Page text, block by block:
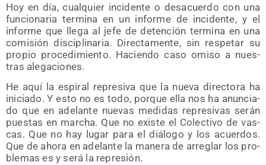
Hoy en día, cual­quier inci­den­te o des­acuer­do con una
fun­cio­na­ria ter­mi­na en un infor­me de inci­den­te, y el
infor­me que lle­ga al jefe de deten­ción ter­mi­na en una
comi­sión dis­ci­pli­na­ria. Direc­ta­men­te, sin res­pe­tar su
pro­pio pro­ce­di­mien­to. Hacien­do caso omi­so a nues­
tras alegaciones.
He aquí la espi­ral repre­si­va que la nue­va direc­to­ra ha
ini­cia­do. Y esto no es todo, por­que ella nos ha anun­cia­
do que en ade­lan­te nue­vas medi­das repre­si­vas serán
pues­tas en mar­cha. Que no exis­te el Colec­ti­vo de vas­
cas. Que no hay lugar para el diá­lo­go y los acuer­dos.
Que de aho­ra en ade­lan­te la mane­ra de arre­glar los pro­
ble­mas es y será la represión.